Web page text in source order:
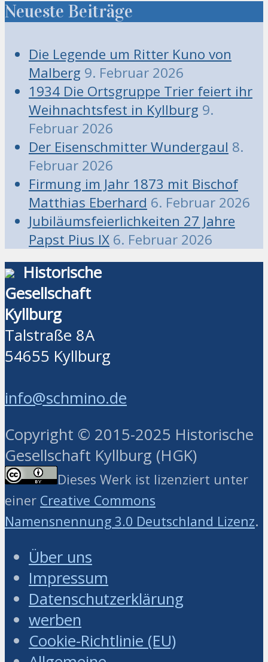
Neueste Beiträge
Die Legende um Ritter Kuno von
Malberg 9. Februar 2026
1934 Die Ortsgruppe Trier feiert ihr
Weihnachtsfest in Kyllburg 9.
Februar 2026
Der Eisenschmitter Wundergaul 8.
Februar 2026
Firmung im Jahr 1873 mit Bischof
Matthias Eberhard 6. Februar 2026
Jubiläumsfeierlichkeiten 27 Jahre
Papst Pius IX 6. Februar 2026
Historische
Gesellschaft
Kyllburg
Talstraße 8A
54655 Kyllburg
info@schmino.de
Copyright © 2015-2025 Historische
Gesellschaft Kyllburg (HGK)
Dieses Werk ist lizenziert unter
einer Creative Commons
Namensnennung 3.0 Deutschland Lizenz.
Über uns
Impressum
Datenschutzerklärung
werben
Cookie-Richtlinie (EU)